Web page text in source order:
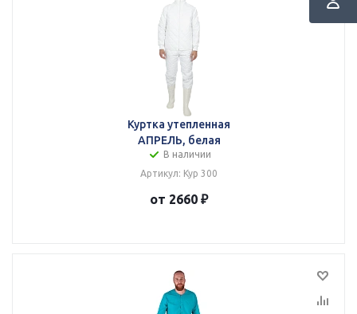
Куртка утепленная
АПРЕЛЬ, белая
В наличии
Артикул: Кур 300
от 2660 ₽